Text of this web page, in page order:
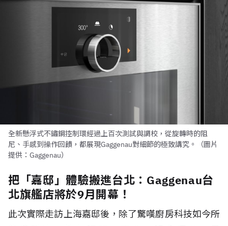
全新懸浮式不鏽鋼控制環經過上百次測試與調校，從旋轉時的阻
尼、手感到操作回饋，都展現Gaggenau對細節的極致講究。（圖片
提供：Gaggenau）
把「嘉邸」體驗搬進台北：Gaggenau台
北旗艦店將於9月開幕！
此次實際走訪上海嘉邸後，除了驚嘆廚房科技如今所